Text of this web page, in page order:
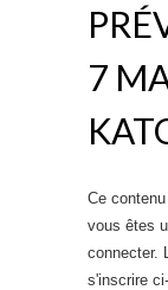
7
Ce
vous êtes
connecter.
s'inscrire